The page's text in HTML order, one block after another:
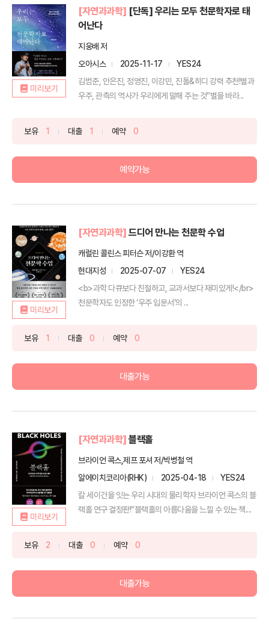
미리보기
[자연과과학] [단독] 우리는 모두 천문학자로 태
어난다
지웅배 저
오아시스
2025-11-17
YES24
김범준, 안은진, 정영진, 이강민, 진돌&히디 강력 추천!별과
우주, 관측의 역사가 우리에게 말해 주는 것“별을 바라...
보유 1 대출 1 예약 0
예약가능
미리보기
[자연과과학] 드디어 만나는 천문학 수업
캐럴린 콜린스 피터슨 저/이강환 역
현대지성
2025-07-07
YES24
<b>과학 다큐보다 친절하고, 교과서보다 재미있게!</br>
천문학자도 인정한 ‘우주 입문서’의 ...
보유 1 대출 0 예약 0
대출가능
미리보기
[자연과과학] 블랙홀
브라이언 콕스,제프 포셔 저/박병철 역
알에이치코리아(RHK)
2025-04-18
YES24
칼 세이건을 잇는 우리 시대의 물리학자 브라이언 콕스의 블
랙홀 연구 결정판!“블랙홀의 아름다움을 느낄 수 있는 책....
보유 2 대출 0 예약 0
대출가능